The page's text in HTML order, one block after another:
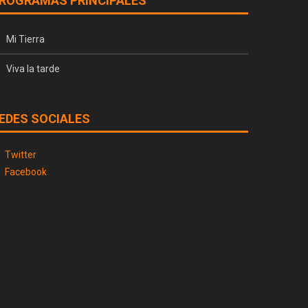
Mi Tierra
Viva la tarde
SOCIALES
Twitter
Facebook